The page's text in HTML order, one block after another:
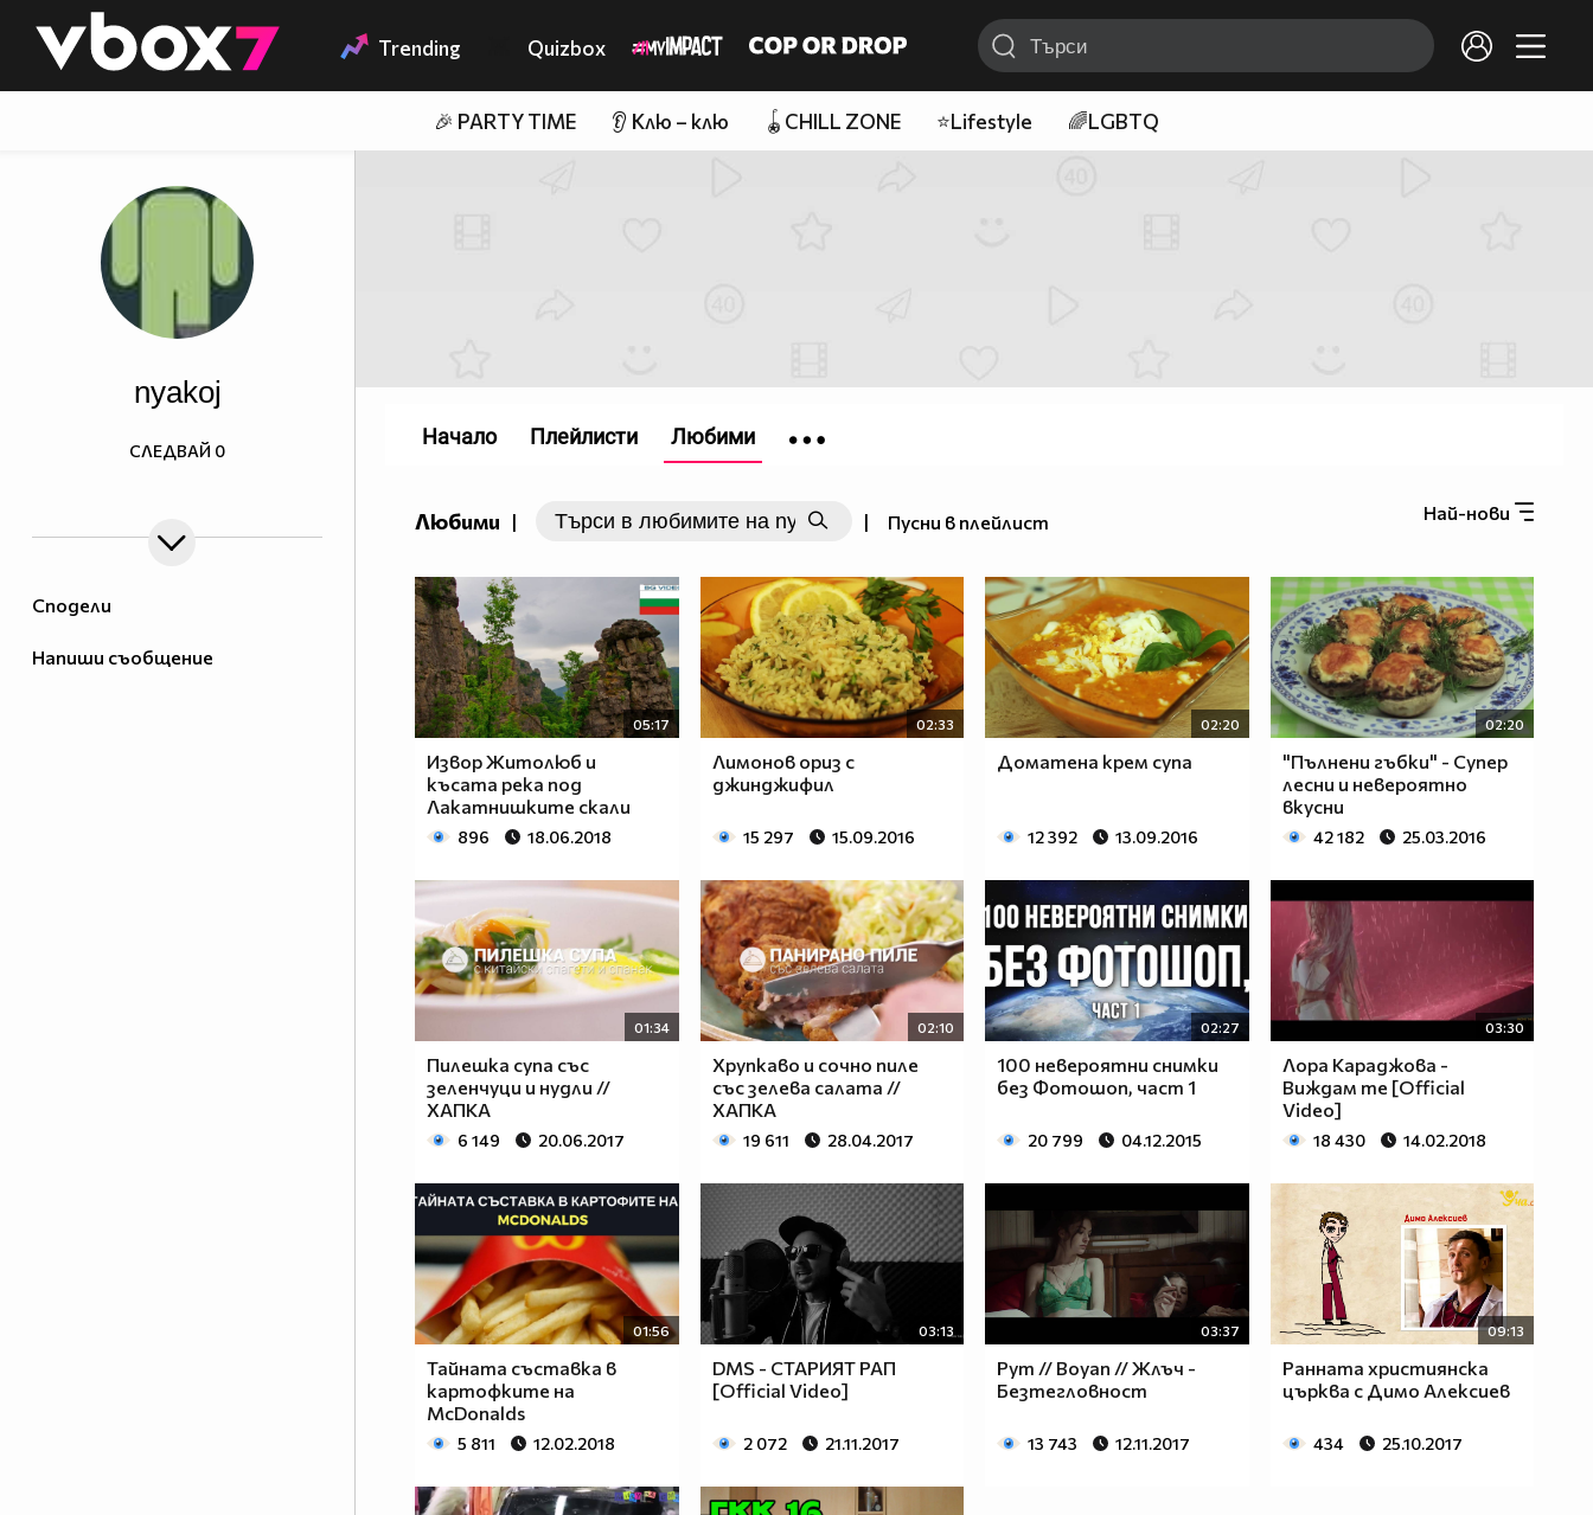
👾 Trending Quizbox
🎉 PARTY TIME 👂 Клю – клю 🪀CHILL ZONE ⭐Lifestyle 🌈LGBTQ
Сподели
Напиши съобщение
nyakoj
СЛЕДВАЙ 0
Любими | | Пусни в плейлист Най-нови
05:17
Извор Житолюб и
късата река под
Лакатнишките скали
896 18.06.2018
02:33
Лимонов ориз с
джинджифил
15 297 15.09.2016
02:20
Доматена крем супа
12 392 13.09.2016
02:20
"Пълнени гъбки" - Супер
лесни и невероятно
вкусни
42 182 25.03.2016
01:34
Пилешка супа със
зеленчуци и нудли //
ХАПКА
6 149 20.06.2017
02:10
Хрупкаво и сочно пиле
със зелева салата //
ХАПКА
19 611 28.04.2017
02:27
100 невероятни снимки
без Фотошоп, част 1
20 799 04.12.2015
03:30
Лора Караджова -
Виждам те [Official
Video]
18 430 14.02.2018
01:56
Тайната съставка в
картофките на
McDonalds
5 811 12.02.2018
03:13
DMS - СТАРИЯТ РАП
[Official Video]
2 072 21.11.2017
03:37
​Рут // Boyan // Жлъч​ -
Безтегловност
13 743 12.11.2017
09:13
Ранната християнска
църква с Димо Алексиев
434 25.10.2017
Начало Плейлисти Любими